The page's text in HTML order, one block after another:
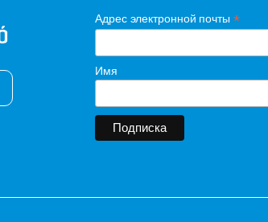
Адрес электронной почты *
Имя